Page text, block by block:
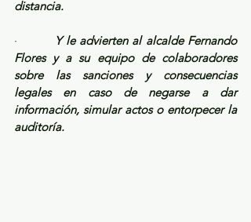
distancia.
·
Y le advierten al alcalde Fernando
Flores y a su equipo de colaboradores
sobre las sanciones y consecuencias
legales en caso de negarse a dar
información, simular actos o entorpecer la
auditoría.